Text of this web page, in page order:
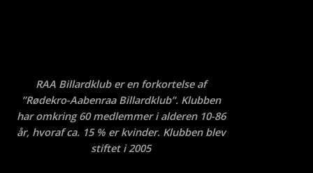
RAA Billardklub er en forkortelse af
”Rødekro-Aabenraa Billardklub”. Klubben
har omkring 60 medlemmer i alderen 10-86
år, hvoraf ca. 15 % er kvinder. Klubben blev
stiftet i 2005